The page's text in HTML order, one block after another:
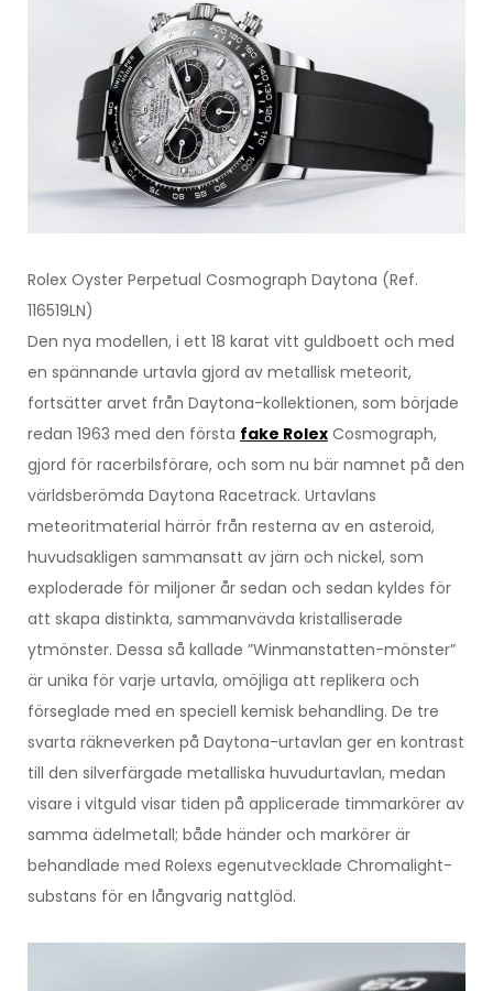
Rolex Oyster Perpetual Cosmograph Daytona (Ref.
116519LN)
Den nya modellen, i ett 18 karat vitt guldboett och med
en spännande urtavla gjord av metallisk meteorit,
fortsätter arvet från Daytona-kollektionen, som började
redan 1963 med den första fake Rolex Cosmograph,
gjord för racerbilsförare, och som nu bär namnet på den
världsberömda Daytona Racetrack. Urtavlans
meteoritmaterial härrör från resterna av en asteroid,
huvudsakligen sammansatt av järn och nickel, som
exploderade för miljoner år sedan och sedan kyldes för
att skapa distinkta, sammanvävda kristalliserade
ytmönster. Dessa så kallade ”Winmanstatten-mönster”
är unika för varje urtavla, omöjliga att replikera och
förseglade med en speciell kemisk behandling. De tre
svarta räkneverken på Daytona-urtavlan ger en kontrast
till den silverfärgade metalliska huvudurtavlan, medan
visare i vitguld visar tiden på applicerade timmarkörer av
samma ädelmetall; både händer och markörer är
behandlade med Rolexs egenutvecklade Chromalight-
substans för en långvarig nattglöd.